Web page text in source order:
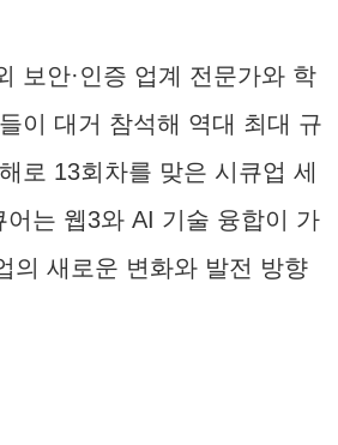
보안·인증 업계 전문가와 학
이 대거 참석해 역대 최대 규
로 13회차를 맞은 시큐업 세
어는 웹3와 AI 기술 융합이 가
의 새로운 변화와 발전 방향